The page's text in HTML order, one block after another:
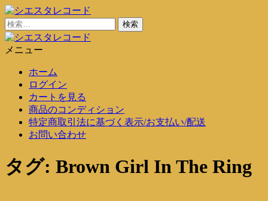
コ
ン
テ
ン
シエスタレコード
中古レコード通販
検
索:
メニュー
ホーム
ログイン
カートを見る
商品のコンディション
特定商取引法に基づく表示/お支払い/配送
お問い合わせ
タグ: Brown Girl In The Ring